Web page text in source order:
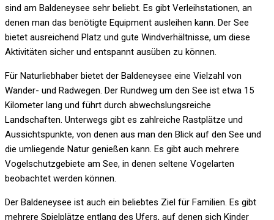
sind am Baldeneysee sehr beliebt. Es gibt Verleihstationen, an
denen man das benötigte Equipment ausleihen kann. Der See
bietet ausreichend Platz und gute Windverhältnisse, um diese
Aktivitäten sicher und entspannt ausüben zu können.
Für Naturliebhaber bietet der Baldeneysee eine Vielzahl von
Wander- und Radwegen. Der Rundweg um den See ist etwa 15
Kilometer lang und führt durch abwechslungsreiche
Landschaften. Unterwegs gibt es zahlreiche Rastplätze und
Aussichtspunkte, von denen aus man den Blick auf den See und
die umliegende Natur genießen kann. Es gibt auch mehrere
Vogelschutzgebiete am See, in denen seltene Vogelarten
beobachtet werden können.
Der Baldeneysee ist auch ein beliebtes Ziel für Familien. Es gibt
mehrere Spielplätze entlang des Ufers, auf denen sich Kinder